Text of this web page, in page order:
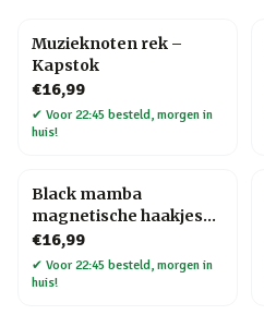
Muzieknoten rek –
Kapstok
€16,99
✔ Voor 22:45 besteld, morgen in
huis!
Black mamba
magnetische haakjes
(set van 2)
€16,99
✔ Voor 22:45 besteld, morgen in
huis!